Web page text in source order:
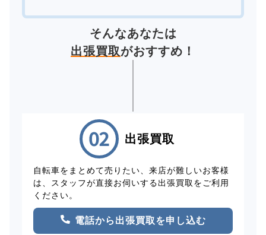
そんなあなたは
出張買取がおすすめ！
出張買取
自転車をまとめて売りたい、来店が難しいお客様
は、スタッフが直接お伺いする出張買取をご利用
ください。
電話から出張買取を申し込む